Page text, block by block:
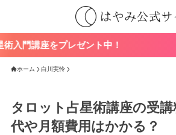
ント中！
ホーム 白川実怜
タロット占星術講座の受
代や月額費用はかかる？